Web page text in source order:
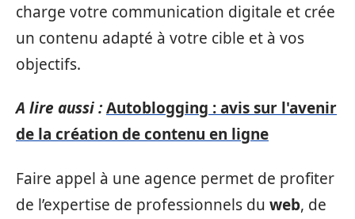
charge votre communication digitale et crée
un contenu adapté à votre cible et à vos
objectifs.
A lire aussi :Autoblogging : avis sur l'avenir
de la création de contenu en ligne
Faire appel à une agence permet de profiter
de l’expertise de professionnels du web, de